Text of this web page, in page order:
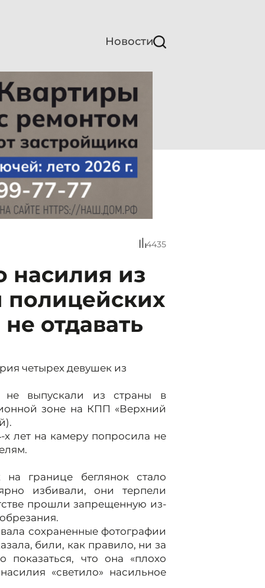
Новости
4435
из
полицейских
отдавать
четырех девушек из
не выпускали из страны в
зоне на КПП «Верхний
х лет на камеру попросила не
границе беглянок стало
избивали, они терпели
прошли запрещенную из-
сохраненные фотографии
били, как правило, ни за
что она «плохо
«светило» насильное